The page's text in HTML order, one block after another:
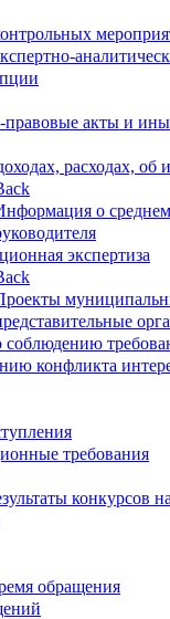
акты и
расходах, об
о
экспертиза
соблюдению
конфликта
требования
конкурсов
обращения